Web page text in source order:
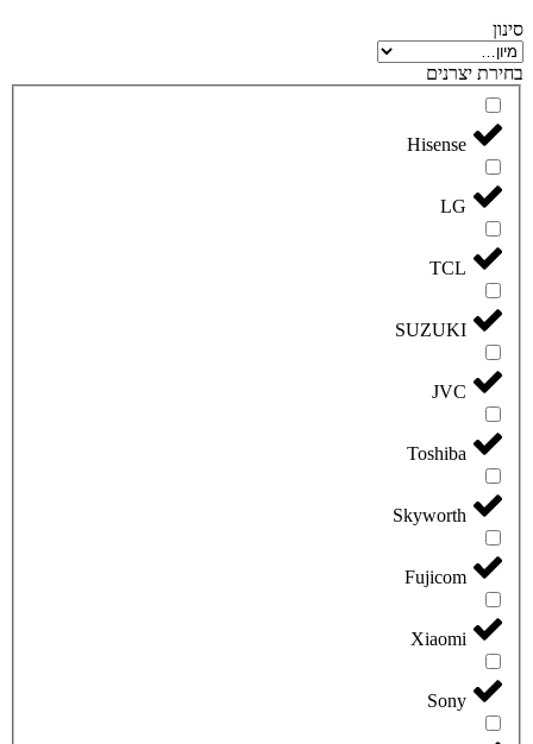
סינון
בחירת יצרנים
Hisense
LG
TCL
SUZUKI
JVC
Toshiba
Skyworth
Fujicom
Xiaomi
Sony